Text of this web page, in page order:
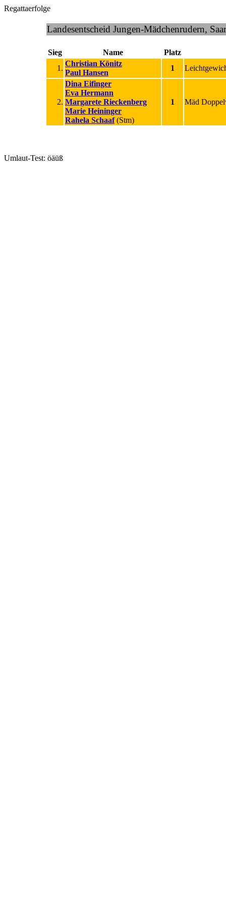
Regattaerfolge
Landesentscheid Jungen-Mädchenrudern,
Sieg Name
Platz
1.
Christian Könitz
Paul Hansen
1
2.
Dina Eifinger
Eva Hermann
Margarete Rieckenberg
Marie Heininger
Rahela Schaaf(Stm)
1 Mäd
Umlaut-Test: öäüß